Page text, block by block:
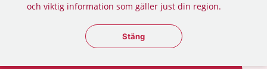
och viktig information som gäller just din region.
Stäng regionsväljaren
Stäng